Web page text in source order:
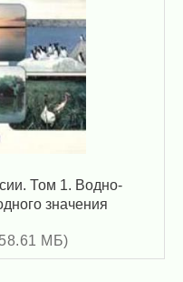
Том 1. Водно-
значения
МБ)